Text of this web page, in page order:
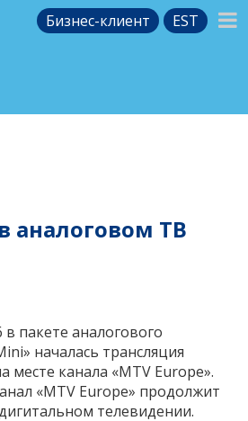
Бизнес-клиент EST
аналоговом ТВ
в пакете аналогового
началась трансляция
месте канала «MTV Europe».
«MTV Europe» продолжит
телевидении.